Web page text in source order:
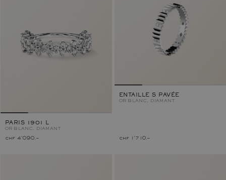
PARIS 1901 L
OR BLANC, DIAMANT
chf 4'090.–
ENTAILLE S PAVÉE
OR BLANC, DIAMANT
chf 1'710.–